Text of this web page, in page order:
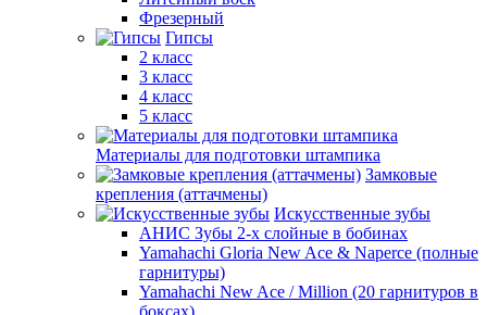
Фрезерный
Гипсы
2 класс
3 класс
4 класс
5 класс
Материалы для подготовки штампика
Замковые
крепления (аттачмены)
Искусственные зубы
АНИС Зубы 2-х слойные в бобинах
Yamahachi Gloria New Ace & Naperce (полные
гарнитуры)
Yamahachi New Ace / Million (20 гарнитуров в
боксах)